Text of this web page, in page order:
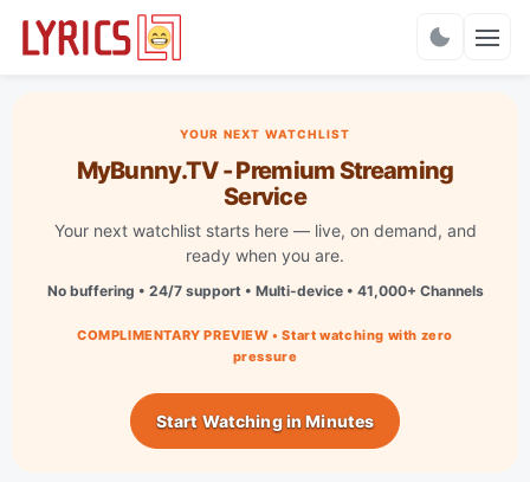
YOUR NEXT WATCHLIST
MyBunny.TV - Premium Streaming
Service
Your next watchlist starts here — live, on demand, and
ready when you are.
No buffering • 24/7 support • Multi-device • 41,000+ Channels
COMPLIMENTARY PREVIEW • Start watching with zero
pressure
Start Watching in Minutes